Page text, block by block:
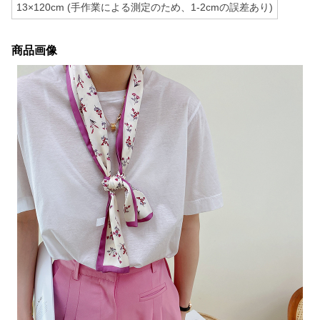
13×120cm (手作業による測定のため、1-2cmの誤差あり)
商品画像